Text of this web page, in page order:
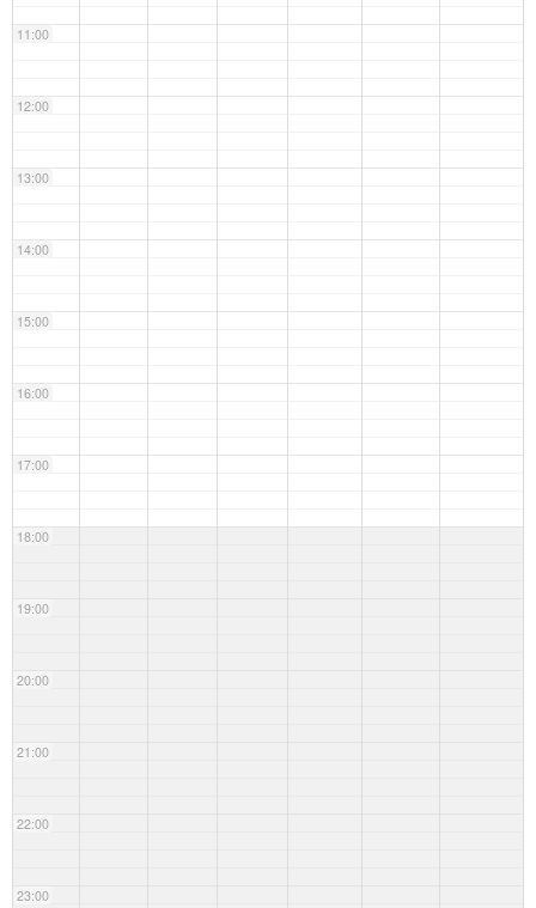
11:00
12:00
13:00
14:00
15:00
16:00
17:00
18:00
19:00
20:00
21:00
22:00
23:00